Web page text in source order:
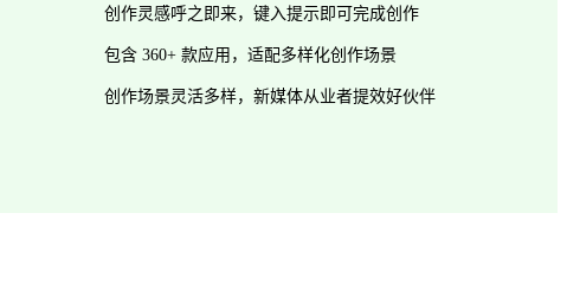
创作灵感呼之即来，键入提示即可完成创作
包含 360+ 款应用，适配多样化创作场景
创作场景灵活多样，新媒体从业者提效好伙伴